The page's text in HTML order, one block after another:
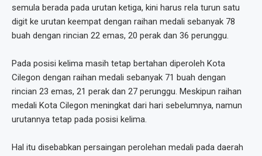
semula berada pada urutan ketiga, kini harus rela turun satu
digit ke urutan keempat dengan raihan medali sebanyak 78
buah dengan rincian 22 emas, 20 perak dan 36 perunggu.
Pada posisi kelima masih tetap bertahan diperoleh Kota
Cilegon dengan raihan medali sebanyak 71 buah dengan
rincian 23 emas, 21 perak dan 27 perunggu. Meskipun raihan
medali Kota Cilegon meningkat dari hari sebelumnya, namun
urutannya tetap pada posisi kelima.
Hal itu disebabkan persaingan perolehan medali pada daerah